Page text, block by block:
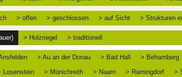
> offen > geschlossen > auf Sicht > Strukturen
> Holzriegel > traditionell
> Au an der Donau > Bad Hall > Behamberg
Losenstein > Münichreith > Naarn > Ramingdorf >